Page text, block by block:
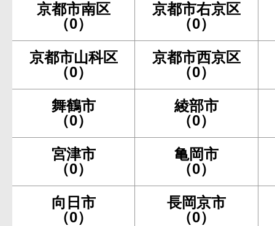
京都市南区
（0）
京都市右京区
（0）
京都市山科区
（0）
京都市西京区
（0）
舞鶴市
（0）
綾部市
（0）
宮津市
（0）
亀岡市
（0）
向日市
（0）
長岡京市
（0）